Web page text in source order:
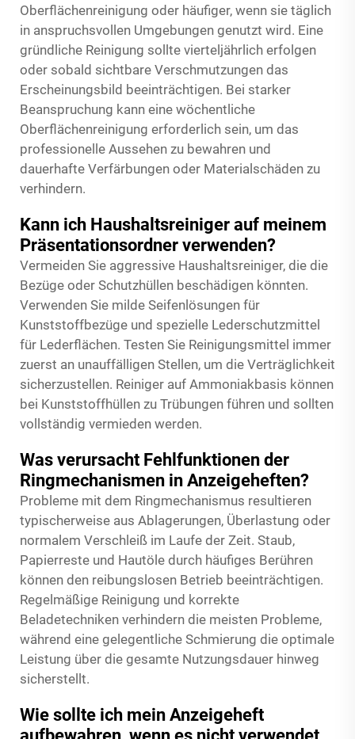
Oberflächenreinigung oder häufiger, wenn sie täglich
in anspruchsvollen Umgebungen genutzt wird. Eine
gründliche Reinigung sollte vierteljährlich erfolgen
oder sobald sichtbare Verschmutzungen das
Erscheinungsbild beeinträchtigen. Bei starker
Beanspruchung kann eine wöchentliche
Oberflächenreinigung erforderlich sein, um das
professionelle Aussehen zu bewahren und
dauerhafte Verfärbungen oder Materialschäden zu
verhindern.
Kann ich Haushaltsreiniger auf meinem
Präsentationsordner verwenden?
Vermeiden Sie aggressive Haushaltsreiniger, die die
Bezüge oder Schutzhüllen beschädigen könnten.
Verwenden Sie milde Seifenlösungen für
Kunststoffbezüge und spezielle Lederschutzmittel
für Lederflächen. Testen Sie Reinigungsmittel immer
zuerst an unauffälligen Stellen, um die Verträglichkeit
sicherzustellen. Reiniger auf Ammoniakbasis können
bei Kunststoffhüllen zu Trübungen führen und sollten
vollständig vermieden werden.
Was verursacht Fehlfunktionen der
Ringmechanismen in Anzeigeheften?
Probleme mit dem Ringmechanismus resultieren
typischerweise aus Ablagerungen, Überlastung oder
normalem Verschleiß im Laufe der Zeit. Staub,
Papierreste und Hautöle durch häufiges Berühren
können den reibungslosen Betrieb beeinträchtigen.
Regelmäßige Reinigung und korrekte
Beladetechniken verhindern die meisten Probleme,
während eine gelegentliche Schmierung die optimale
Leistung über die gesamte Nutzungsdauer hinweg
sicherstellt.
Wie sollte ich mein Anzeigeheft